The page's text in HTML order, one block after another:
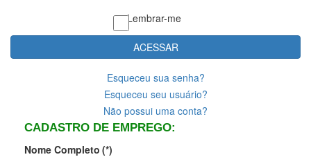
Lembrar-me
ACESSAR
Esqueceu sua senha?
Esqueceu seu usuário?
Não possui uma conta?
CADASTRO DE EMPREGO:
Nome Completo (*)